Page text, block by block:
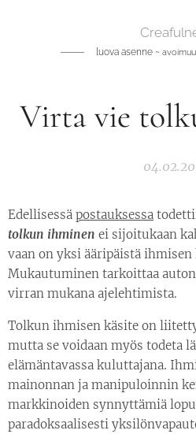
luova asenne ~
Virta vie
Edellisessä postauksessa
tolkun ihminen ei sijoitukaan
vaan on yksi ääripäistä ihmisen
Mukautuminen tarkoittaa
virran mukana ajelehtimista.
Tolkun ihmisen käsite on
mutta se voidaan myös todeta
elämäntavassa kuluttajana.
mainonnan ja manipuloinnin
markkinoiden synnyttämiä
paradoksaalisesti